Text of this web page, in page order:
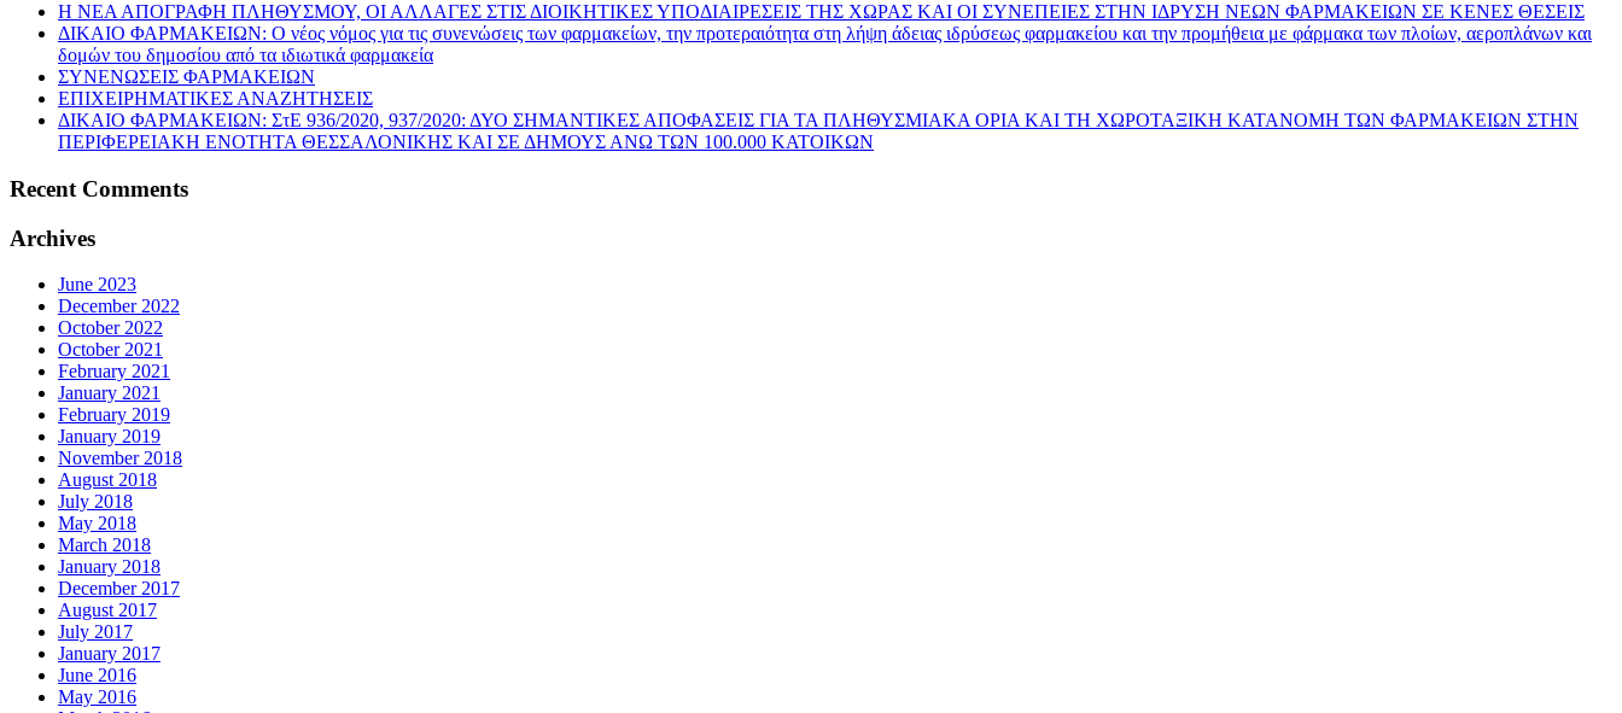
Η ΝΕΑ ΑΠΟΓΡΑΦΗ ΠΛΗΘΥΣΜΟΥ, ΟΙ ΑΛΛΑΓΕΣ ΣΤΙΣ ΔΙΟΙΚΗΤΙΚΕΣ ΥΠΟΔΙΑΙΡΕΣΕΙΣ ΤΗΣ ΧΩΡΑΣ ΚΑΙ ΟΙ ΣΥΝΕΠΕΙΕΣ ΣΤΗΝ ΙΔΡΥΣΗ ΝΕΩΝ ΦΑΡΜΑΚΕΙΩΝ ΣΕ ΚΕΝΕΣ ΘΕΣΕΙΣ
ΔΙΚΑΙΟ ΦΑΡΜΑΚΕΙΩΝ: Ο νέος νόμος για τις συνενώσεις των φαρμακείων, την προτεραιότητα στη λήψη άδειας ιδρύσεως φαρμακείου και την προμήθεια με φάρμακα των πλοίων, αεροπλάνων και
δομών του δημοσίου από τα ιδιωτικά φαρμακεία
ΣΥΝΕΝΩΣΕΙΣ ΦΑΡΜΑΚΕΙΩΝ
ΕΠΙΧΕΙΡΗΜΑΤΙΚΕΣ ΑΝΑΖΗΤΗΣΕΙΣ
ΔΙΚΑΙΟ ΦΑΡΜΑΚΕΙΩΝ: ΣτΕ 936/2020, 937/2020: ΔΥΟ ΣΗΜΑΝΤΙΚΕΣ ΑΠΟΦΑΣΕΙΣ ΓΙΑ ΤΑ ΠΛΗΘΥΣΜΙΑΚΑ ΟΡΙΑ ΚΑΙ ΤΗ ΧΩΡΟΤΑΞΙΚΗ ΚΑΤΑΝΟΜΗ ΤΩΝ ΦΑΡΜΑΚΕΙΩΝ ΣΤΗΝ
ΠΕΡΙΦΕΡΕΙΑΚΗ ΕΝΟΤΗΤΑ ΘΕΣΣΑΛΟΝΙΚΗΣ ΚΑΙ ΣΕ ΔΗΜΟΥΣ ΑΝΩ ΤΩΝ 100.000 ΚΑΤΟΙΚΩΝ
Recent Comments
Archives
June 2023
December 2022
October 2022
October 2021
February 2021
January 2021
February 2019
January 2019
November 2018
August 2018
July 2018
May 2018
March 2018
January 2018
December 2017
August 2017
July 2017
January 2017
June 2016
May 2016